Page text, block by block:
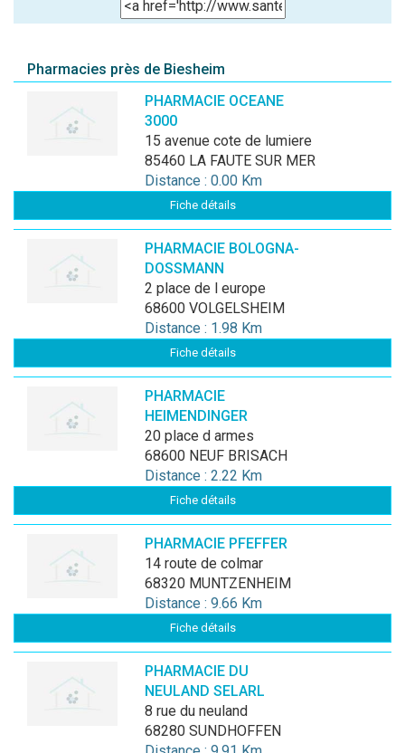
Pharmacies près de Biesheim
PHARMACIE OCEANE
3000
15 avenue cote de lumiere
85460 LA FAUTE SUR MER
Distance : 0.00 Km
Fiche détails
PHARMACIE BOLOGNA-
DOSSMANN
2 place de l europe
68600 VOLGELSHEIM
Distance : 1.98 Km
Fiche détails
PHARMACIE
HEIMENDINGER
20 place d armes
68600 NEUF BRISACH
Distance : 2.22 Km
Fiche détails
PHARMACIE PFEFFER
14 route de colmar
68320 MUNTZENHEIM
Distance : 9.66 Km
Fiche détails
PHARMACIE DU
NEULAND SELARL
8 rue du neuland
68280 SUNDHOFFEN